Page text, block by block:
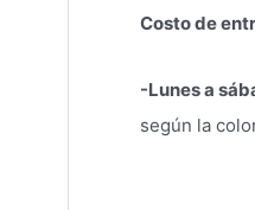
Costo de
-Lunes a
según la